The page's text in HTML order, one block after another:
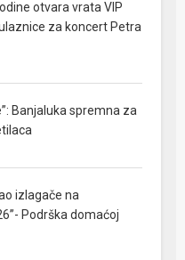
otvara vrata VIP
za koncert Petra
Banjaluka spremna za
izlagače na
Podrška domaćoj